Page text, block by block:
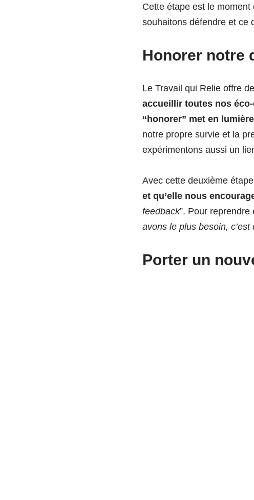
Cette étape est le
souhaitons défendre et ce
Honorer notre
Le Travail qui Relie offre
accueillir toutes nos
“honorer” met en
notre propre survie et la
expérimentons aussi un
Avec cette deuxième
et qu’elle nous
feedback”. Pour
avons le plus besoin,
Porter un